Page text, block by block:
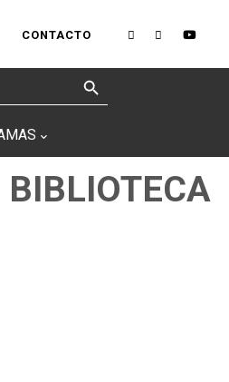
CONTACTO
Search Button
BIBLIOTECA